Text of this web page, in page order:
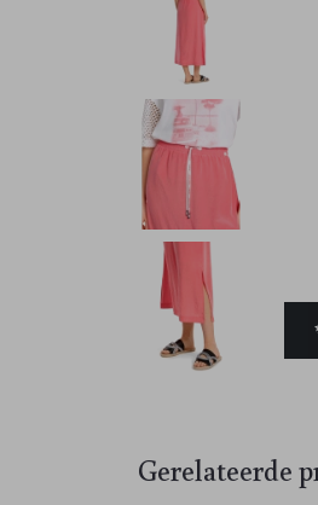
Gerelateerde